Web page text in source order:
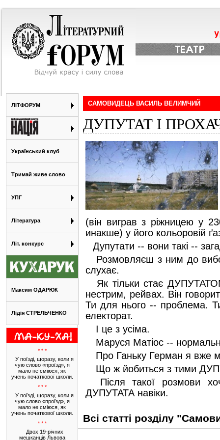
ЛІТФОРУМ
Український клуб
Тримай живе слово
УПГ
Література
Літ. конкурс
Максим ОДАРЮК
Лідія СТРЕЛЬЧЕНКО
* * *
У поїзді, щоразу, коли я
чую слово «проїзд», я
мало не сміюся, як
учень початкової школи.
* * *
У поїзді, щоразу, коли я
чую слово «проїзд», я
мало не сміюся, як
учень початкової школи.
* * *
Двох 19-річних
мешканців Львова
САМОВИДЕЦЬ ВАСИЛЬ ВЕЛИМЧИЙ
ДУПУТАТ І
(він виграв з ріжницею у
инакше) у його кольоровій
Дупутати -- вони такі --
Розмовляєш з ним до
слухає.
Як тільки стає
нестрим, рейвах. Він
Ти для нього -- проблема.
електорат.
І це з усіма.
Маруся Матіос --
Про Ганьку Герман я вже
Що ж йобиться з тими
Після такої розмови
ДУПУТАТА навіки.
Всі статті розділу